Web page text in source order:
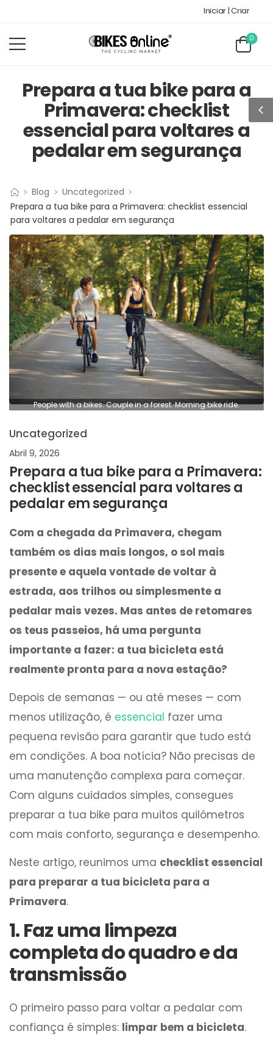
Iniciar | Criar
0
Prepara a tua bike para a
Primavera: checklist
essencial para voltares a
pedalar em segurança
> Blog > Uncategorized >
Prepara a tua bike para a Primavera: checklist essencial
para voltares a pedalar em segurança
People with a bikes. Couple in a forest. Morning bike ride.
Uncategorized
Abril 9, 2026
Prepara a tua bike para a Primavera:
checklist essencial para voltares a
pedalar em segurança
Com a chegada da Primavera, chegam
também os dias mais longos, o sol mais
presente e aquela vontade de voltar à
estrada, aos trilhos ou simplesmente a
pedalar mais vezes. Mas antes de retomares
os teus passeios, há uma pergunta
importante a fazer: a tua bicicleta está
realmente pronta para a nova estação?
Depois de semanas — ou até meses — com
menos utilização, é essencial fazer uma
pequena revisão para garantir que tudo está
em condições. A boa notícia? Não precisas de
uma manutenção complexa para começar.
Com alguns cuidados simples, consegues
preparar a tua bike para muitos quilómetros
com mais conforto, segurança e desempenho.
Neste artigo, reunimos uma checklist essencial
para preparar a tua bicicleta para a
Primavera.
1. Faz uma limpeza
completa do quadro e da
transmissão
O primeiro passo para voltar a pedalar com
confiança é simples: limpar bem a bicicleta.